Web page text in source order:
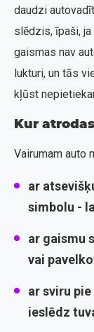
daudzi
slēdzis, īpaši, ja
gaismas nav
lukturi, un tās
kļūst
Kur
Vairumam auto
ar
simbolu -
ar gaismu
vai
ar sviru
ieslēdz